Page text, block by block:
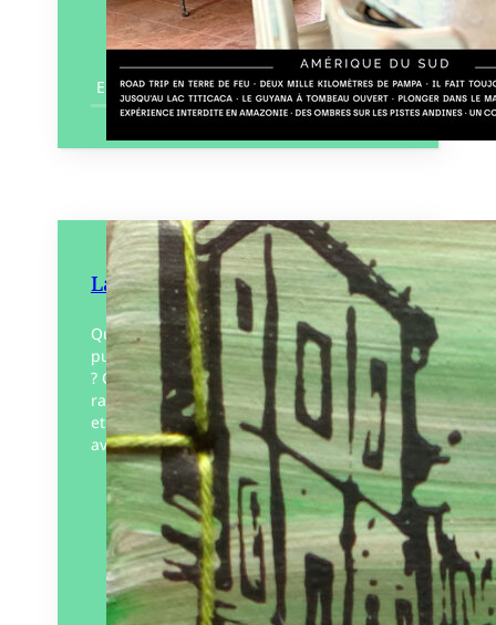
En savoir plus
La Moitié du ciel
Quelle expérience fait-on de l’espace
public selon le genre qu’on nous assigne
? Cartographie urbaine sensible
rassemblant onze récits singuliers ciselés
et illustrés au cours d’ateliers menés
avec…
Éditeur :La Marge
Paru le01/06/2023